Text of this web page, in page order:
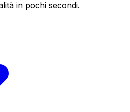
in pochi secondi.